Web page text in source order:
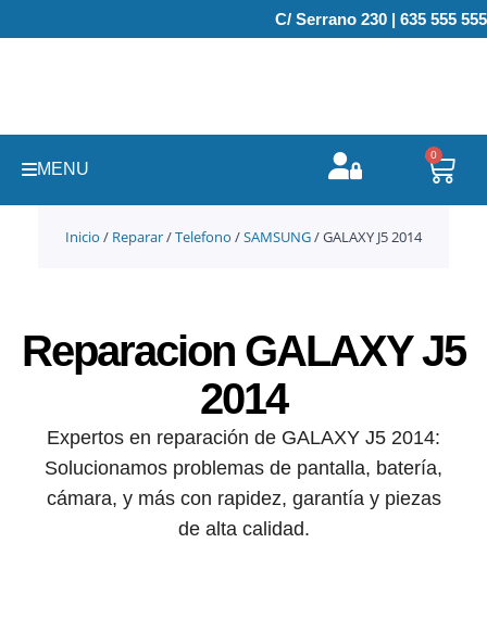
al
C/ Serrano 230 | 635 555 555
MENU
0
Inicio / Reparar/Telefono /SAMSUNG/ GALAXY J5 2014
Reparacion GALAXY J5
2014
Expertos en reparación de GALAXY J5 2014:
Solucionamos problemas de pantalla, batería,
cámara, y más con rapidez, garantía y piezas
de alta calidad.